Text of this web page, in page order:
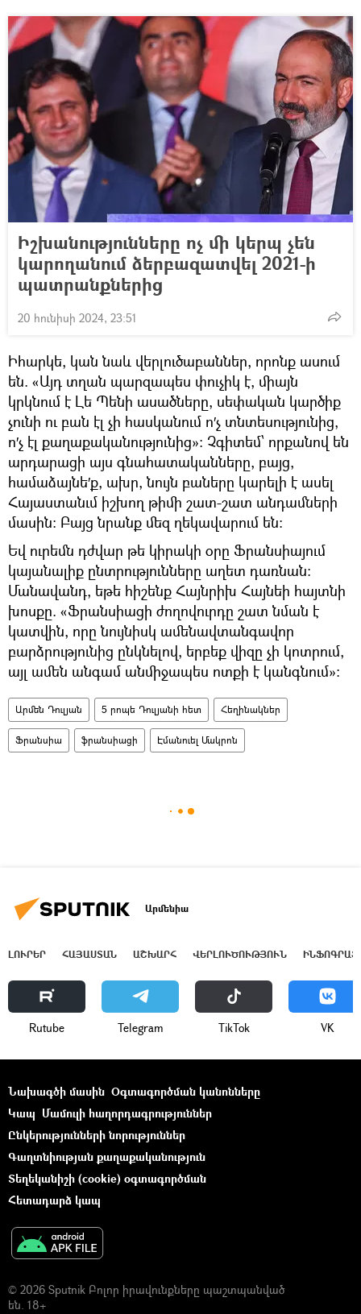
Իշխանությունները ոչ մի կերպ չեն
կարողանում ձերբազատվել 2021-ի
պատրանքներից
20 հունիսի 2024, 23:51
Իհարկե, կան նաև վերլուծաբաններ, որոնք ասում
են. «Այդ տղան պարզապես փուչիկ է, միայն
կրկնում է Լե Պենի ասածները, սեփական կարծիք
չունի ու բան էլ չի հասկանում ո′չ տնտեսությունից,
ո′չ էլ քաղաքականությունից»։ Չգիտեմ՝ որքանով են
արդարացի այս գնահատականները, բայց,
համաձայնե′ք, ախր, նույն բաները կարելի է ասել
Հայաստանւմ իշխող թիմի շատ-շատ անդամների
մասին։ Բայց նրանք մեզ ղեկավարում են։
Եվ ուրեմն դժվար թե կիրակի օրը Ֆրանսիայում
կայանալիք ընտրությունները աղետ դառնան։
Մանավանդ, եթե հիշենք Հայնրիխ Հայնեի հայտնի
խոսքը. «Ֆրանսիացի ժողովուրդը շատ նման է
կատվին, որը նույնիսկ ամենավտանգավոր
բարձրությունից ընկնելով, երբեք վիզը չի կոտրում,
այլ ամեն անգամ անմիջապես ոտքի է կանգնում»։
Արմեն Դուլյան 5 րոպե Դուլյանի հետ Հեղինակներ
Ֆրանսիա ֆրանսիացի Էմանուել Մակրոն
Արմենիա
ԼՈՒՐԵՐ ՀԱՅԱՍՏԱՆ ԱՇԽԱՐՀ ՎԵՐԼՈՒԾՈՒԹՅՈՒՆ
Rutube Telegram ТikТоk VK
Նախագծի մասին Օգտագործման կանոնները
Կապ Մամուլի հաղորդագրություններ
Ընկերությունների նորություններ
Գաղտնիության քաղաքականություն
Տեղեկանիշի (cookie) օգտագործման
Հետադարձ կապ
© 2026 Sputnik Բոլոր իրավունքները պաշտպանված
են. 18+